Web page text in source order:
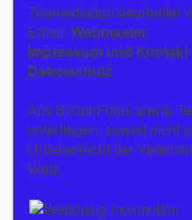
Themedesign bearbeitet
Email: Webmaster
Impressum und Kontakt
Datenschutz
Alle Bilder/Fotos sowie
unterliegen, soweit nicht
Urheberrecht der
Weiz.